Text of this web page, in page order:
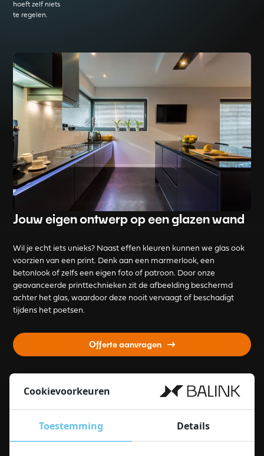
hoeft zelf niets
te regelen.
Jouw eigen ontwerp op een glazen wand
Wil je echt iets unieks? Naast effen kleuren kunnen we glas ook
voorzien van een print. Denk aan een marmerlook, een
betonlook of zelfs een eigen foto of patroon. Door onze
geavanceerde printtechnieken zit de afbeelding beschermd
achter het glas, waardoor deze nooit vervaagt of beschadigt
tijdens het poetsen.
Offerte aanvragen
Inmeten en
montage door Balink
Waarom kiezen voor
Balink Glas?
Met meer dan 100 jaar ervaring
in glasbewerking weten wij bij
Cookievoorkeuren
Toestemming Details